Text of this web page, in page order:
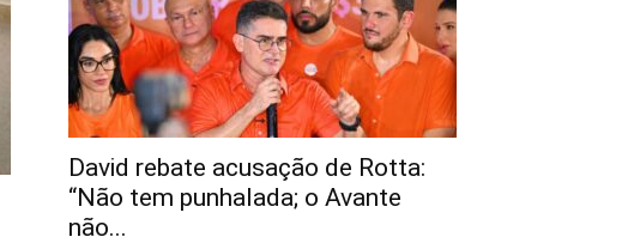
David rebate acusação de Rotta:
“Não tem punhalada; o Avante
não...